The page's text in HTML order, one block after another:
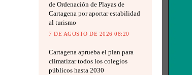
de Ordenación de Playas de
Cartagena por aportar estabilidad
al turismo
7 DE AGOSTO DE 2026 08:20
Cartagena aprueba el plan para
climatizar todos los colegios
públicos hasta 2030